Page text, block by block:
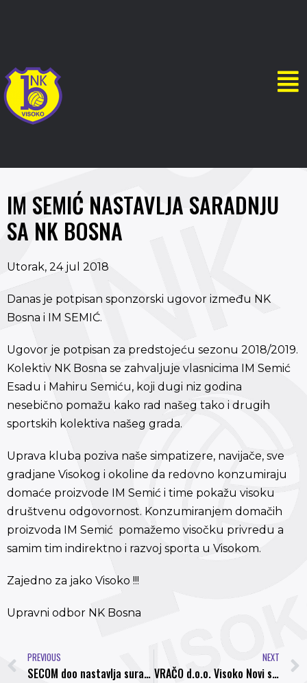
IM SEMIĆ NASTAVLJA SARADNJU
SA NK BOSNA
Utorak, 24 jul 2018
Danas je potpisan sponzorski ugovor između NK
Bosna i IM SEMIĆ.
Ugovor je potpisan za predstojeću sezonu 2018/2019.
Kolektiv NK Bosna se zahvaljuje vlasnicima IM Semić
Esadu i Mahiru Semiću, koji dugi niz godina
nesebično pomažu kako rad našeg tako i drugih
sportskih kolektiva našeg grada.
Uprava kluba poziva naše simpatizere, navijače, sve
gradjane Visokog i okoline da redovno konzumiraju
domaće proizvode IM Semić i time pokažu visoku
društvenu odgovornost. Konzumiranjem domačih
proizvoda IM Semić pomažemo visočku privredu a
samim tim indirektno i razvoj sporta u Visokom.
Zajedno za jako Visoko !!!
Upravni odbor NK Bosna
PREVIOUS
SECOM doo nastavlja suradnju sa NK Bosna Visoko
NEXT
VRAČO d.o.o. Visoko Novi sponzor NK Bosna